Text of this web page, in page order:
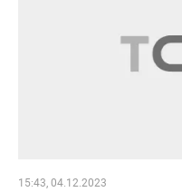
15:43, 04.12.2023